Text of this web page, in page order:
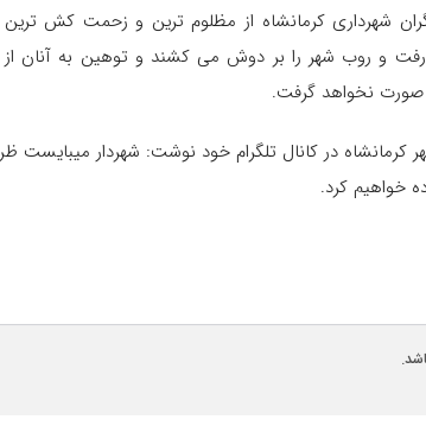
شهرداری کرمانشاه از مظلوم ترین و زحمت کش
رفت و روب شهر را بر دوش می کشند و توهین به آنان
نخواهد گرفت.
خواهیم کرد.